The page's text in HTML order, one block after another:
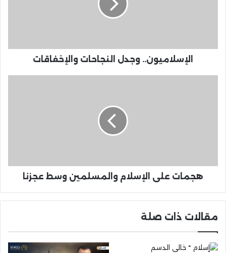
الإسلاميون.. وجدل النجاحات والإخفاقات
هجمات على الإسلام والمسلمين وسط عجزنا
مقالات ذات صلة